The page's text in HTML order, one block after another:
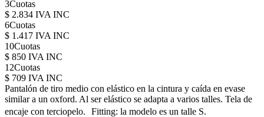
3Cuotas
$ 2.834 IVA INC
6Cuotas
$ 1.417 IVA INC
10Cuotas
$ 850 IVA INC
12Cuotas
$ 709 IVA INC
Pantalón de tiro medio con elástico en la cintura y caída en evase
similar a un oxford. Al ser elástico se adapta a varios talles. Tela de
encaje con terciopelo. Fitting: la modelo es un talle S.